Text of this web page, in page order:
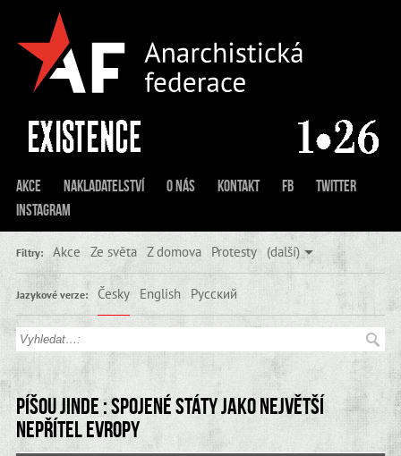
Akce Nakladatelství O nás Kontakt FB
Twitter
Instagram
Filtry: Akce Ze světa Z domova Protesty (další)
Jazykové verze: Česky English Русский
Píšou jinde : Spojené státy jako největší
nepřítel Evropy